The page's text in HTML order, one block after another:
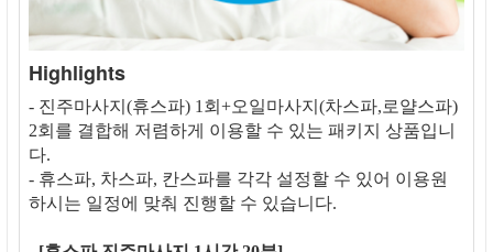
Highlights
- 진주마사지(휴스파) 1회+오일마사지(차스파,로얄스파)
2회를 결합해 저렴하게 이용할 수 있는 패키지 상품입니
다.
- 휴스파, 차스파, 칸스파를 각각 설정할 수 있어 이용원
하시는 일정에 맞춰 진행할 수 있습니다.